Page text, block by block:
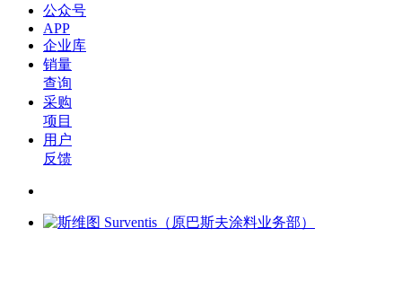
公众号
APP
企业库
销量
查询
采购
项目
用户
反馈